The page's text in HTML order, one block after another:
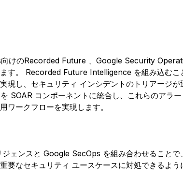
けのRecorded Future 、Google Security
す。 Recorded Future Intelligence を組み込む
現し、セキュリティ インシデントのトリアージが
SOAR コンポーネントに統合し、これらのアラー
ワークフローを実現します。
ェンスと Google SecOps を組み合わせること
要なセキュリティ ユースケースに対処できるよう